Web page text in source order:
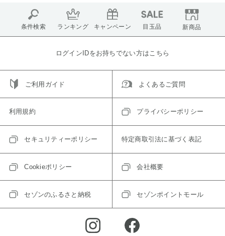
条件検索 ランキング キャンペーン 目玉品 新商品
ログインIDをお持ちでない方はこちら
ご利用ガイド よくあるご質問
利用規約 プライバシーポリシー
セキュリティーポリシー 特定商取引法に基づく表記
Cookieポリシー 会社概要
セゾンのふるさと納税 セゾンポイントモール